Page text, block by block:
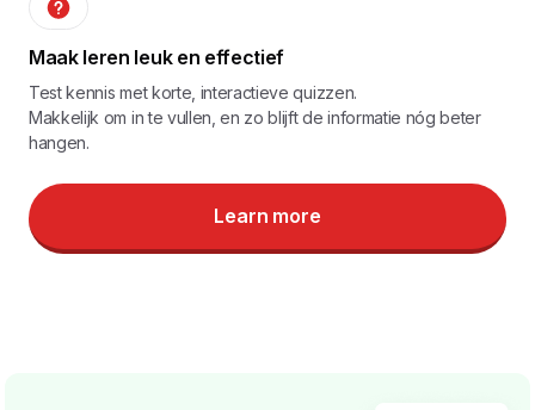
Maak leren leuk en effectief
Test kennis met korte, interactieve quizzen.
Makkelijk om in te vullen, en zo blijft de informatie nóg beter
hangen.
Learn more